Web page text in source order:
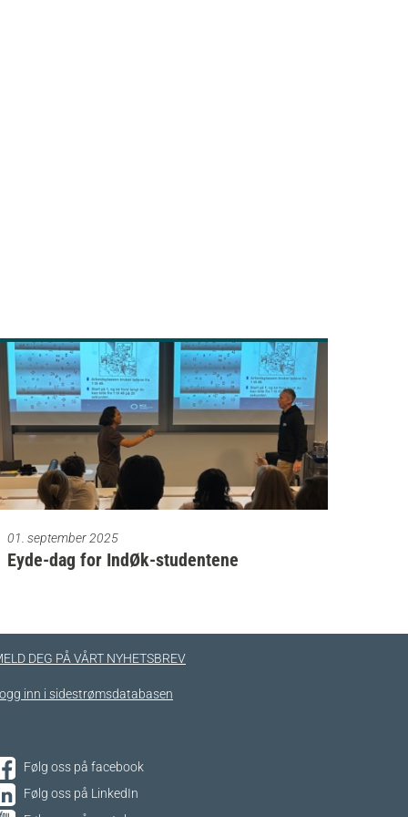
01. september 2025
Eyde-dag for IndØk-studentene
DEG PÅ VÅRT NYHETSBREV
inn i sidestrømsdatabasen
Følg oss på facebook
Følg oss på LinkedIn